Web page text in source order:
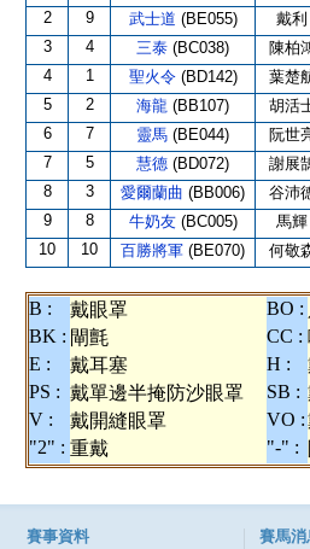
2 9 武士道 (BE055) 戴利
3 4 三泰 (BC038) 陳柏
4 1 聖火令 (BD142) 葉楚
5 2 海龍 (BB107) 胡活
6 7 靈馬 (BE044) 阮世
7 5 慧德 (BD072) 謝展
8 3 愛爾蘭曲 (BB006) 谷沛
9 8 牛奶友 (BC005) 馬輝
10 10 百勝將軍 (BE070) 何敬
B : 戴眼罩 BO :
BK : 閘氈 CC :
E :
戴耳塞 H :
PS : 戴單邊半掩防沙眼罩 SB :
V :
戴開縫眼罩 VO :
"2" : 重戴 "-" :
賽事資料 賽馬消